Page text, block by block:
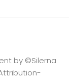
by ©Silerna